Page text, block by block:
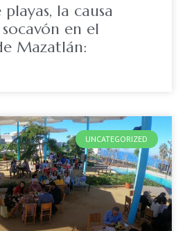
la causa
en el
Mazatlán:
UNCATEGORIZED